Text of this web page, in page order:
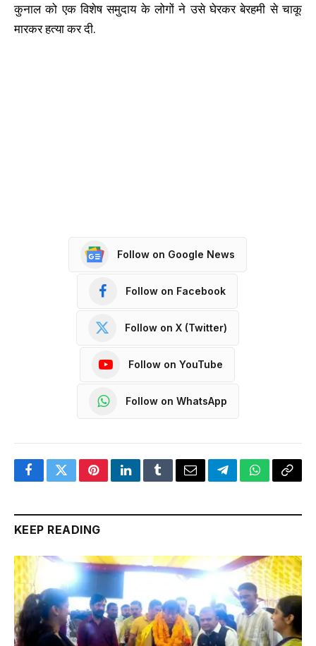
कुनाल को एक विशेष समुदाय के लोगों ने उसे घेरकर बेरहमी से चाकू
मारकर हत्या कर दी.
Follow on Google News
Follow on Facebook
Follow on X (Twitter)
Follow on YouTube
Follow on WhatsApp
FacebookTwitterPinterestLinkedInTumblrEmailTelegramWhatsApp
Copy
KEEP READING